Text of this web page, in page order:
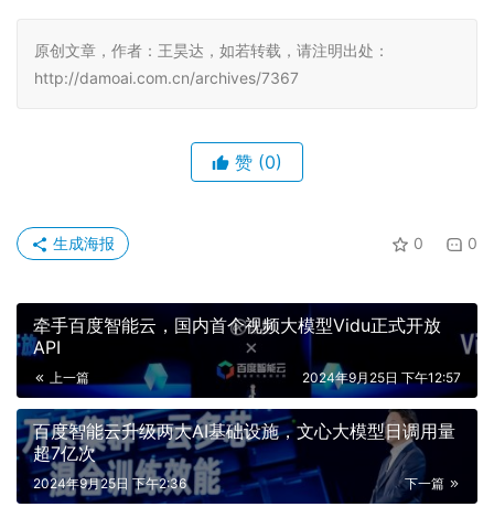
原创文章，作者：王昊达，如若转载，请注明出处：
http://damoai.com.cn/archives/7367
赞 (0)
0 0
生成海报
牵手百度智能云，国内首个视频大模型Vidu正式开放
API
上一篇 2024年9月25日 下午12:57
百度智能云升级两大AI基础设施，文心大模型日调用量
超7亿次
下一篇
2024年9月25日 下午2:36